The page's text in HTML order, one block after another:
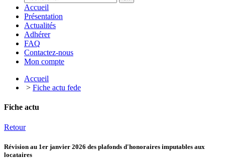
Accueil
Présentation
Actualités
Adhérer
FAQ
Contactez-nous
Mon compte
Accueil
> Fiche actu fede
Fiche actu
Retour
Révision au 1er janvier 2026 des plafonds d'honoraires imputables aux
locataires